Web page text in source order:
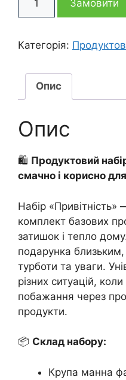
645
набір
кількість
Замовити
Категорія:
Опис
Опис
🛍️ Продуктовий
смачно і корисно
Набір
комплект базових
затишок і тепло
подарунка
турботи та уваги.
різних ситуацій,
побажання через
продукти.
📦 Склад набору:
Крупа манна